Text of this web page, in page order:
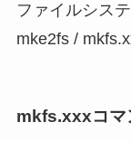
ファイルシス
mke2fs /
mkfs.xxxコマ